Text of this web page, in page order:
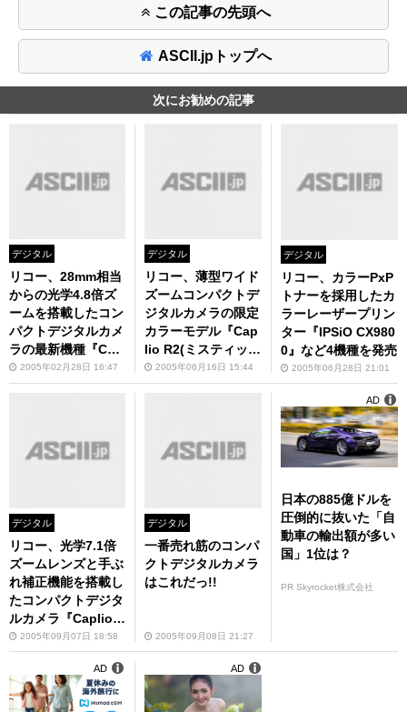
この記事の先頭へ
ASCII.jpトップへ
次にお勧めの記事
デジタル
リコー、28mm相当
からの光学4.8倍ズ
ームを搭載したコン
パクトデジタルカメ
ラの最新機種『Cap
lio R2』を発売――
2.5インチ液晶を搭
2005年02月28日 16:47
デジタル
リコー、薄型ワイド
ズームコンパクトデ
ジタルカメラの限定
カラーモデル『Cap
lio R2(ミスティック
ブルー)』を発売
2005年06月16日 15:44
デジタル
リコー、カラーPxP
トナーを採用したカ
ラーレーザープリン
ター『IPSiO CX980
0』など4機種を発売
2005年06月28日 21:01
デジタル
リコー、光学7.1倍
ズームレンズと手ぶ
れ補正機能を搭載し
たコンパクトデジタ
ルカメラ『Caplio R
3』を発売
2005年09月07日 18:58
デジタル
一番売れ筋のコンパ
クトデジタルカメラ
はこれだっ!!
2005年09月08日 21:27
日本の885億ドルを
圧倒的に抜いた「自
動車の輸出額が多い
国」1位は？
PR Skyrocket株式会社
AD
AD AD